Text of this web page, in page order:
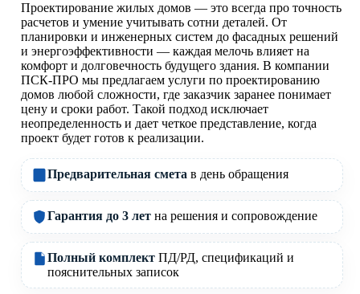
Проектирование жилых домов — это всегда про точность
расчетов и умение учитывать сотни деталей. От
планировки и инженерных систем до фасадных решений
и энергоэффективности — каждая мелочь влияет на
комфорт и долговечность будущего здания. В компании
ПСК-ПРО мы предлагаем услуги по проектированию
домов любой сложности, где заказчик заранее понимает
цену и сроки работ. Такой подход исключает
неопределенность и дает четкое представление, когда
проект будет готов к реализации.
Предварительная смета в день обращения
Гарантия до 3 лет на решения и сопровождение
Полный комплект ПД/РД, спецификаций и
пояснительных записок